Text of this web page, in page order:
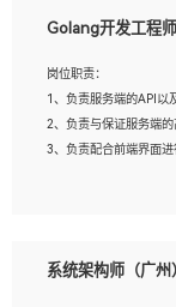
2、熟悉PostgreSQL、
3、熟悉Oracle、
4、熟悉Hadoop、
5、熟悉linux或任意一
6、具备丰富的项目实
Golang开发工程师
岗位职责：
1、负责服务端的API以
2、负责与保证服务端的
3、负责配合前端界面进
2、1年以上Golang开发
系统架构师（广州